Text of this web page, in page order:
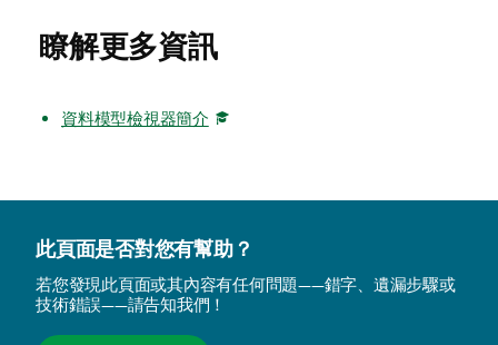
瞭解更多資訊
資料模型檢視器簡介
此頁面是否對您有幫助？
若您發現此頁面或其內容有任何問題——錯字、遺漏步驟或
技術錯誤——請告知我們！